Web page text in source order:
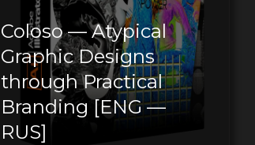
Coloso — Atypical
Graphic Designs
through Practical
Branding [ENG —
RUS]